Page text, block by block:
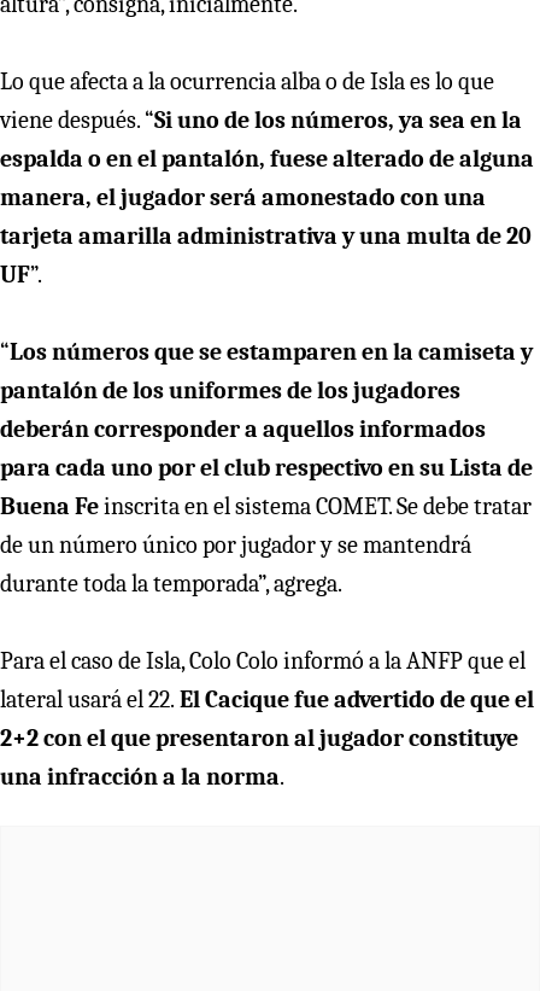
Lo que afecta a la ocurrencia alba o de Isla es lo que
viene después. “Si uno de los números, ya sea en la
espalda o en el pantalón, fuese alterado de alguna
manera, el jugador será amonestado con una
tarjeta amarilla administrativa y una multa de 20
UF”.
“Los números que se estamparen en la camiseta y
pantalón de los uniformes de los jugadores
deberán corresponder a aquellos informados
para cada uno por el club respectivo en su Lista de
Buena Feinscrita en el sistema COMET. Se debe tratar
de un número único por jugador y se mantendrá
durante toda la temporada”, agrega.
Para el caso de Isla, Colo Colo informó a la ANFP que el
lateral usará el 22. El Cacique fue advertido de que el
2+2 con el que presentaron al jugador constituye
una infracción a la norma.